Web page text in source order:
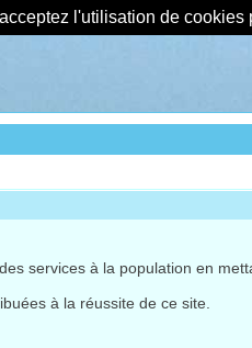
l'utilisation de
services à la population en
à la réussite de ce site.